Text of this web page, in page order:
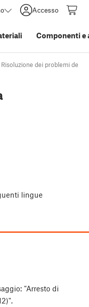
Accesso
Componenti e
Risoluzione dei problemi della
lingue
"Arresto di